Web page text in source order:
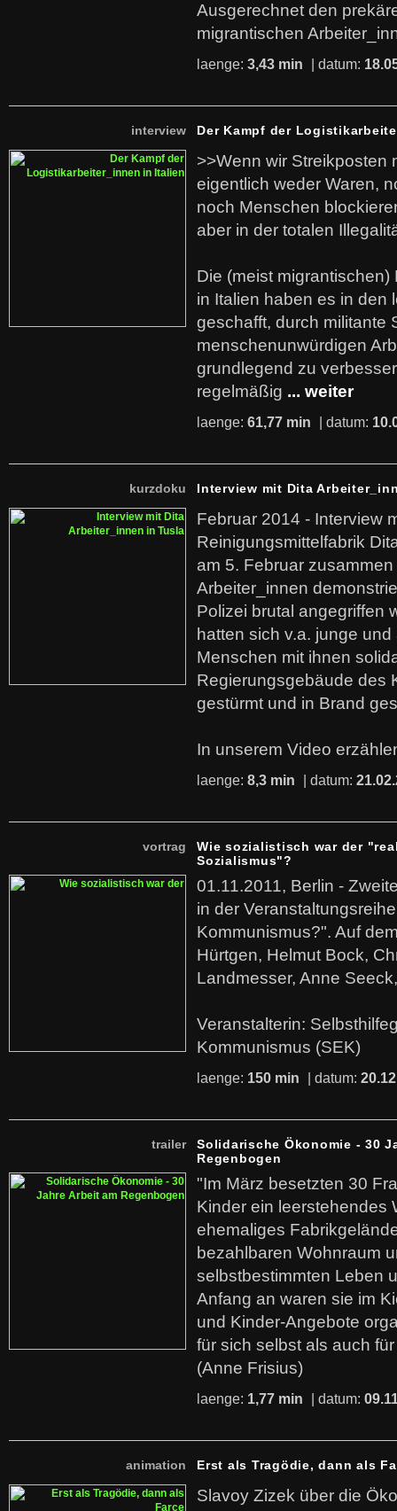
Ausgerechnet den
migrantischen
laenge: 3,43 min | datum:
interview Der Kampf der
>>Wenn wir Streikposten
eigentlich weder Waren,
noch Menschen
aber in der totalen
Die (meist
in Italien haben es in den
geschafft, durch militante
menschenunwürdigen
grundlegend zu
regelmäßig ... weiter
laenge: 61,77 min | datum:
kurzdoku Interview mit Dita
Februar 2014 - Interview
Reinigungsmittelfabrik
am 5. Februar
Arbeiter_innen
Polizei brutal angegriffen
hatten sich v.a. junge
Menschen mit ihnen
Regierungsgebäude des
gestürmt und in Brand
In unserem Video
laenge: 8,3 min | datum:
vortrag
Wie sozialistisch war der
Sozialismus"?
01.11.2011, Berlin -
in der
Kommunismus?". Auf
Hürtgen, Helmut Bock,
Landmesser, Anne
Veranstalterin:
Kommunismus (SEK)
laenge: 150 min | datum:
trailer
Solidarische Ökonomie - 30
Regenbogen
"Im März besetzten 30
Kinder ein leerstehendes
ehemaliges
bezahlbaren Wohnraum
selbstbestimmten Leben
Anfang an waren sie im
und Kinder-Angebote
für sich selbst als auch
(Anne Frisius)
laenge: 1,77 min | datum:
animation Erst als Tragödie, dann als
Slavoy Zizek über die